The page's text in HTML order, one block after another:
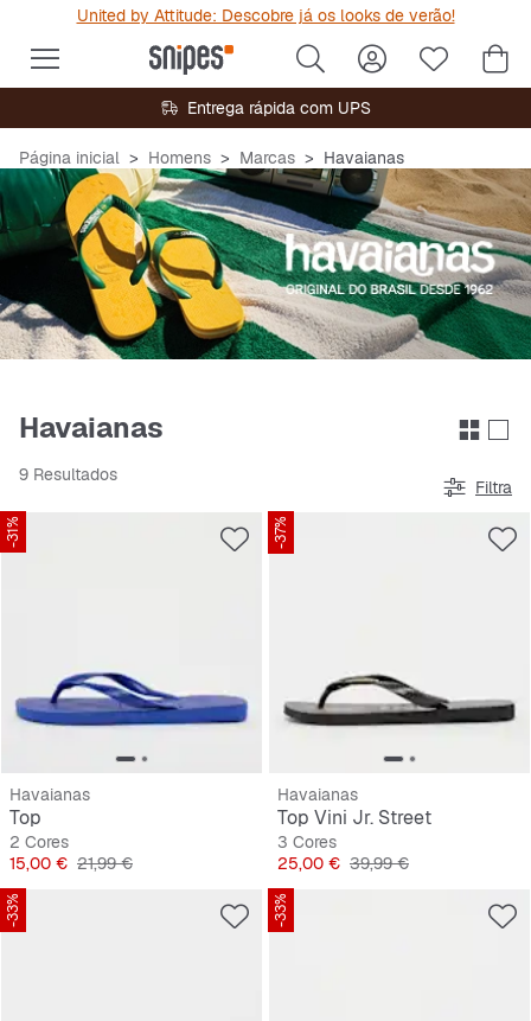
United by Attitude: Descobre já os looks de verão!
Entrega rápida com UPS
Página inicial Homens Marcas Havaianas
Havaianas
9 Resultados
Filtra
-31%
Havaianas
Top
2 Cores
Preço
15,00 € Preço original
21,99 €
-37%
Havaianas
Top Vini Jr. Street
3 Cores
Preço
25,00 € Preço original
39,99 €
-33% -33%